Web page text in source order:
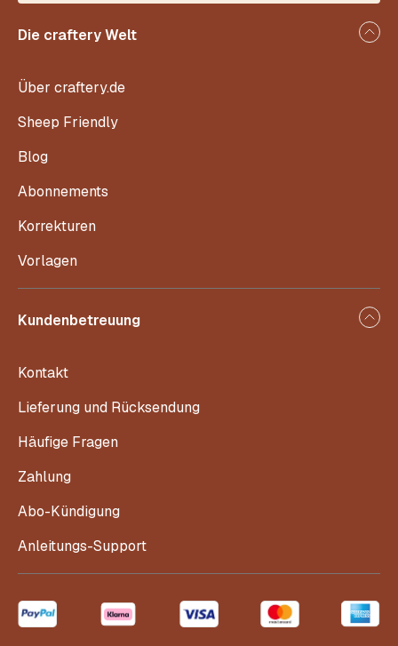
Die craftery Welt
Über craftery.de
Sheep Friendly
Blog
Abonnements
Korrekturen
Vorlagen
Kundenbetreuung
Kontakt
Lieferung und Rücksendung
Häufige Fragen
Zahlung
Abo-Kündigung
Anleitungs-Support